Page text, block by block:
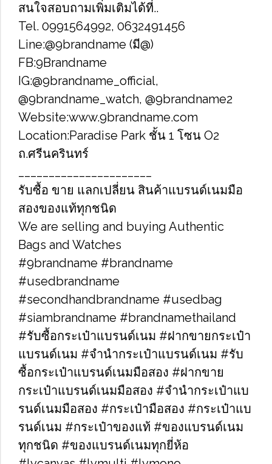
สนใจสอบถามเพิ่มเติมได้ที่..
Tel. 0991564992, 0632491456
Line:@9brandname (มี@)
FB:9Brandname
IG:@9brandname_official,
@9brandname_watch, @9brandname2
Website:www.9brandname.com
Location:Paradise Park ชั้น​ 1 โซน​ O2​
ถ.ศรีนครินทร์
รับซื้อ​ ขาย​​ แลกเปลี่ยน​ สินค้าแบรนด์เนม​มือ
สองของแท้ทุกชนิด
We are selling and buying Authentic
Bags and Watches
#9brandname​ #brandname​
#usedbrandname​
#secondhandbrandname​ #usedbag​
#siambrandname​ #brandnamethailand​
#รับซื้อกระเป๋าแบรนด์เนม​ #ฝากขายกระเป๋า
แบรนด์เนม​ #จำนำกระเป๋าแบรนด์เนม​ #รับ
ซื้อกระเป๋าแบรนด์เนมมือสอง​ #ฝากขาย
กระเป๋าแบรนด์เนมมือสอง​ #จำนำกระเป๋าแบ
รนด์เนมมือสอง​ #กระเป๋ามือสอง​ #กระเป๋าแบ
รนด์เนม​ #กระเป๋าของแท้​ #ของแบรนด์เนม
ทุกชนิด​ #ของแบรนด์เนมทุกยี่ห้อ